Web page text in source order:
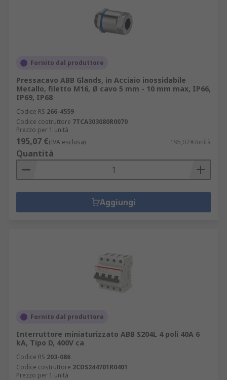
Fornito dal produttore
Pressacavo ABB Glands, in Acciaio inossidabile
Metallo, filetto M16, Ø cavo 5 mm - 10 mm max, IP66,
IP69, IP68
Codice RS 266-4559
Codice costruttore 7TCA303080R0070
Prezzo per 1 unità
195,07 €(IVA esclusa) 195,07 €/unità
Quantità
Aggiungi
Fornito dal produttore
Interruttore miniaturizzato ABB S204L 4 poli 40A 6
kA, Tipo D, 400V ca
Codice RS 203-086
Codice costruttore 2CDS244701R0401
Prezzo per 1 unità